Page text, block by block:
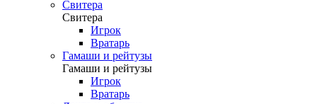
Свитера
Свитера
Игрок
Вратарь
Гамаши и рейтузы
Гамаши и рейтузы
Игрок
Вратарь